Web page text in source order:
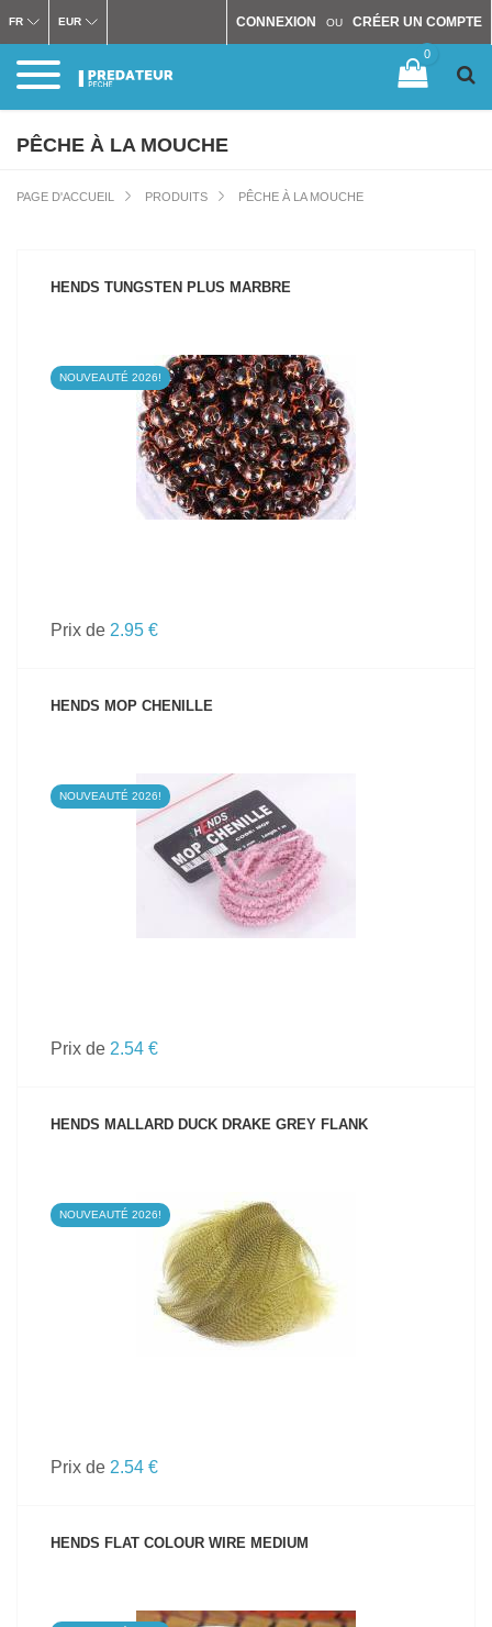
CONNEXION OU CRÉER UN COMPTE
FR EUR
0
PÊCHE À LA MOUCHE
PAGE D'ACCUEIL PRODUITS PÊCHE À LA MOUCHE
HENDS TUNGSTEN PLUS MARBRE
NOUVEAUTÉ 2026!
VOIR LE PRODUIT
Prix de 2.95 €
HENDS MOP CHENILLE
NOUVEAUTÉ 2026!
VOIR LE PRODUIT
Prix de 2.54 €
HENDS MALLARD DUCK DRAKE GREY FLANK
NOUVEAUTÉ 2026!
VOIR LE PRODUIT
Prix de 2.54 €
HENDS FLAT COLOUR WIRE MEDIUM